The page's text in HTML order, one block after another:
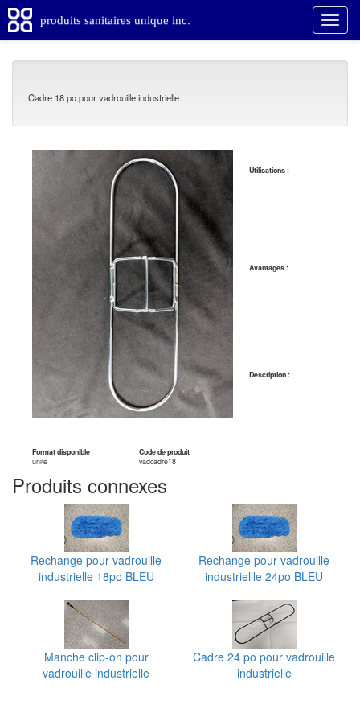
produits sanitaires unique inc.
Cadre 18 po pour vadrouille industrielle
Format disponible
Code de produit
unité
vadcadre18
Utilisations :
Avantages :
Description :
Produits connexes
Rechange pour vadrouille
industrielle 18po BLEU
Rechange pour vadrouille
industriellle 24po BLEU
Manche clip-on pour
vadrouille industrielle
Cadre 24 po pour vadrouille
industrielle